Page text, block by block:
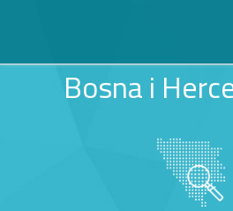
Bosna i